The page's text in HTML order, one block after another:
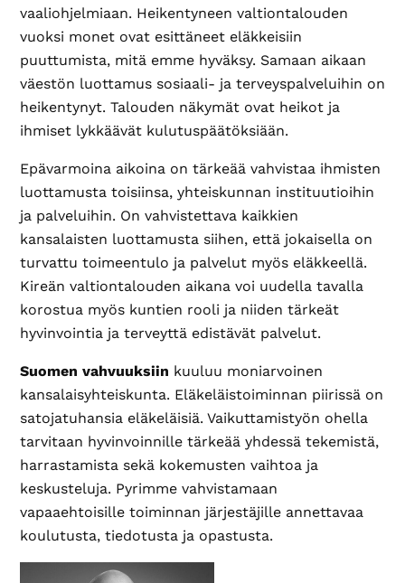
vaaliohjelmiaan. Heikentyneen valtiontalouden
vuoksi monet ovat esittäneet eläkkeisiin
puuttumista, mitä emme hyväksy. Samaan aikaan
väestön luottamus sosiaali- ja terveyspalveluihin on
heikentynyt. Talouden näkymät ovat heikot ja
ihmiset lykkäävät kulutuspäätöksiään.
Epävarmoina aikoina on tärkeää vahvistaa ihmisten
luottamusta toisiinsa, yhteiskunnan instituutioihin
ja palveluihin. On vahvistettava kaikkien
kansalaisten luottamusta siihen, että jokaisella on
turvattu toimeentulo ja palvelut myös eläkkeellä.
Kireän valtiontalouden aikana voi uudella tavalla
korostua myös kuntien rooli ja niiden tärkeät
hyvinvointia ja terveyttä edistävät palvelut.
Suomen vahvuuksiin kuuluu moniarvoinen
kansalaisyhteiskunta. Eläkeläistoiminnan piirissä on
satojatuhansia eläkeläisiä. Vaikuttamistyön ohella
tarvitaan hyvinvoinnille tärkeää yhdessä tekemistä,
harrastamista sekä kokemusten vaihtoa ja
keskusteluja. Pyrimme vahvistamaan
vapaaehtoisille toiminnan järjestäjille annettavaa
koulutusta, tiedotusta ja opastusta.